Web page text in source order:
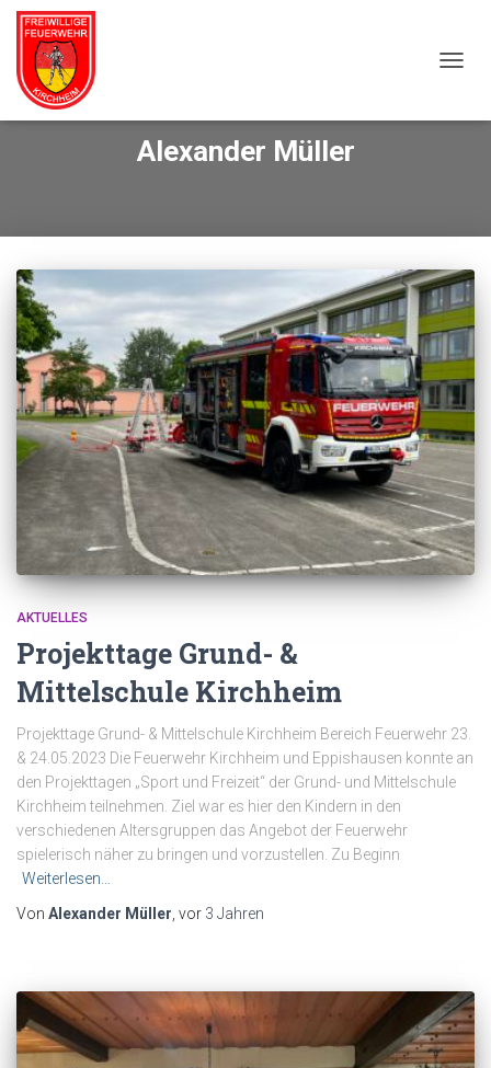
Alexander Müller
AKTUELLES
Projekttage Grund- &
Mittelschule Kirchheim
Projekttage Grund- & Mittelschule Kirchheim Bereich Feuerwehr 23.
& 24.05.2023 Die Feuerwehr Kirchheim und Eppishausen konnte an
den Projekttagen „Sport und Freizeit“ der Grund- und Mittelschule
Kirchheim teilnehmen. Ziel war es hier den Kindern in den
verschiedenen Altersgruppen das Angebot der Feuerwehr
spielerisch näher zu bringen und vorzustellen. Zu Beginn
Weiterlesen…
Von Alexander Müller , vor 3 Jahren